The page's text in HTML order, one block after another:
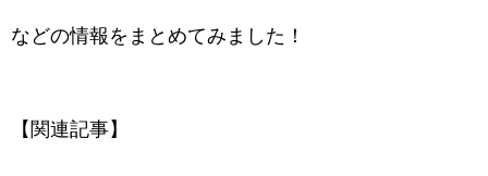
などの情報をまとめてみました！
【関連記事】